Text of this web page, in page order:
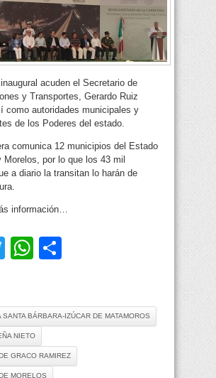
acuden el Secretario de
y Transportes, Gerardo Ruiz
como autoridades municipales y
de los Poderes del estado.
comunica 12 municipios del Estado
por lo que los 43 mil
a diario la transitan lo harán de
información…
TwitterWhatsApp
SANTA BÁRBARA-IZÚCAR DE MATAMOROS
NIETO
GRACO RAMIREZ
MORELOS